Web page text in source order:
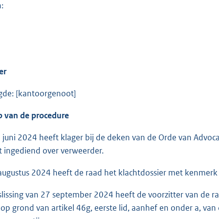
[kantoorgenoot]
van de procedure
juni 2024 heeft klager bij de deken van de Orde van
ingediend over verweerder.
2024 heeft de raad het klachtdossier met
van 27 september 2024 heeft de voorzitter van de
grond van artikel 46g, eerste lid, aanhef en onder a,